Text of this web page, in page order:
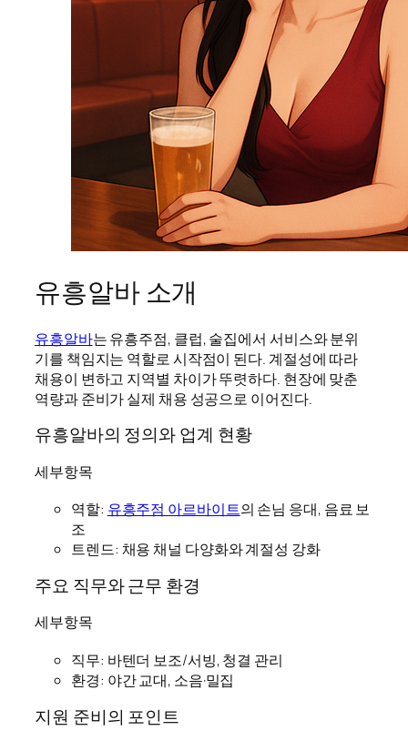
유흥알바 소개
유흥알바는 유흥주점, 클럽, 술집에서 서비스와 분위
기를 책임지는 역할로 시작점이 된다. 계절성에 따라
채용이 변하고 지역별 차이가 뚜렷하다. 현장에 맞춘
역량과 준비가 실제 채용 성공으로 이어진다.
유흥알바의 정의와 업계 현황
세부항목
역할: 유흥주점 아르바이트의 손님 응대, 음료 보
조
트렌드: 채용 채널 다양화와 계절성 강화
주요 직무와 근무 환경
세부항목
직무: 바텐더 보조/서빙, 청결 관리
환경: 야간 교대, 소음·밀집
지원 준비의 포인트